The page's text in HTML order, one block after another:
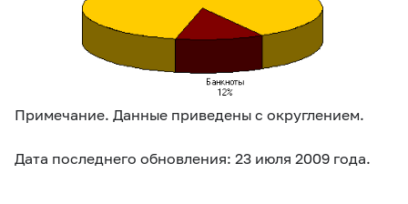
Примечание. Данные приведены с округлением.
Дата последнего обновления: 23 июля 2009 года.